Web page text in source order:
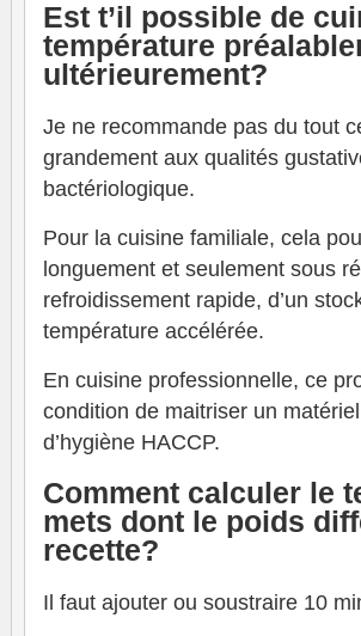
Est t’il possible de
température
ultérieurement?
Je ne recommande pas du tout
grandement aux qualités
bactériologique.
Pour la cuisine familiale, cela
longuement et seulement sous
refroidissement rapide, d’un
température accélérée.
En cuisine professionnelle, ce
condition de maitriser un
d’hygiène HACCP.
Comment calculer le
mets dont le poids
recette?
Il faut ajouter ou soustraire 10